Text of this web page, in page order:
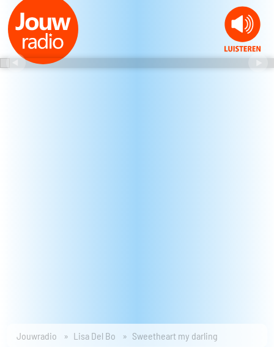
Jouwradio Lisa Del Bo Sweetheart my darling